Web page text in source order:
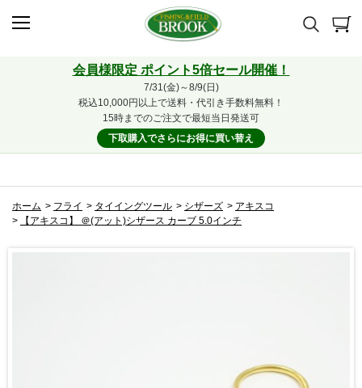
会員様限定 ポイント5倍セール開催！
7/31(金)～8/9(日)
税込10,000円以上で送料・代引き手数料無料！
15時までのご注文で最短当日発送可
下取購入でさらにお得に買い替え
ホーム > フライ > タイイングツール > シザーズ > アキスコ
>
【アキスコ】 ＠(アット)シザース カーブ 5.0インチ